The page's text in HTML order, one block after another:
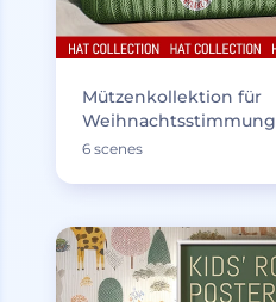
Mützenkollektion für
Weihnachtsstimmung
6 scenes